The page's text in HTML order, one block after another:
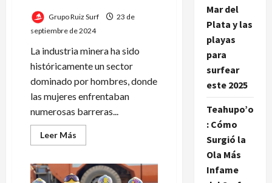
Grupo Ruiz Surf
23 de
septiembre de 2024
La industria minera ha sido
históricamente un sector
dominado por hombres, donde
las mujeres enfrentaban
numerosas barreras...
Leer Más
más
El
Impacto
Mar del
Plata y las
playas
para
surfear
este 2025
Teahupo’o
: Cómo
Surgió la
Ola Más
Infame